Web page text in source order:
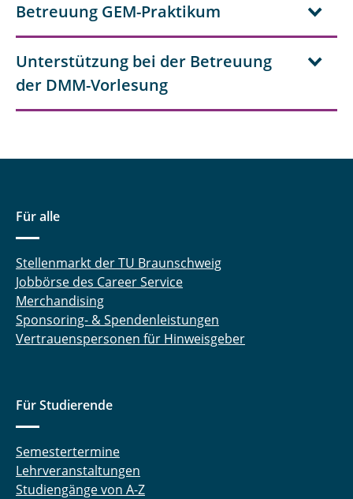
Transfer
Aktuelles & Termine
Lehre & Studium
Betreuung GEM-Praktikum
Unterstützung bei der Betreuung
der DMM-Vorlesung
Für alle
Stellenmarkt der TU Braunschweig
Jobbörse des Career Service
Merchandising
Sponsoring- & Spendenleistungen
Vertrauenspersonen für Hinweisgeber
Für Studierende
Semestertermine
Lehrveranstaltungen
Studiengänge von A-Z